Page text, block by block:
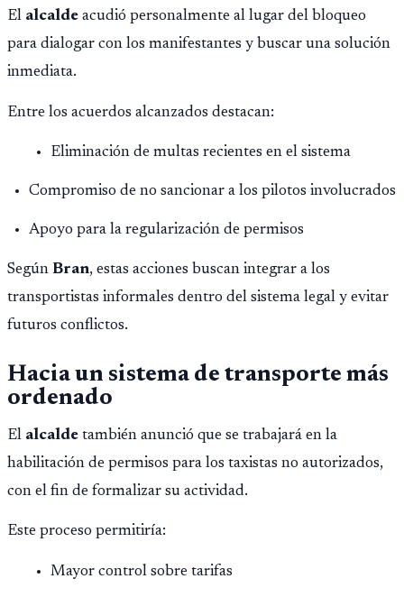
El alcalde acudió personalmente al lugar del bloqueo
para dialogar con los manifestantes y buscar una solución
inmediata.
Entre los acuerdos alcanzados destacan:
Eliminación de multas recientes en el sistema
Compromiso de no sancionar a los pilotos involucrados
Apoyo para la regularización de permisos
Según Bran, estas acciones buscan integrar a los
transportistas informales dentro del sistema legal y evitar
futuros conflictos.
Hacia un sistema de transporte más
ordenado
El alcalde también anunció que se trabajará en la
habilitación de permisos para los taxistas no autorizados,
con el fin de formalizar su actividad.
Este proceso permitiría:
Mayor control sobre tarifas